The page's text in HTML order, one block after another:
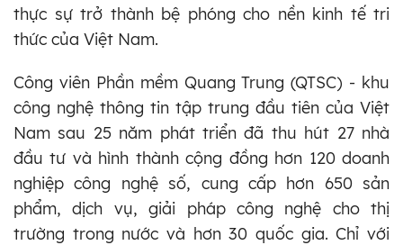
thực sự trở thành bệ phóng cho nền kinh tế tri
thức của Việt Nam.
Công viên Phần mềm Quang Trung (QTSC) - khu
công nghệ thông tin tập trung đầu tiên của Việt
Nam sau 25 năm phát triển đã thu hút 27 nhà
đầu tư và hình thành cộng đồng hơn 120 doanh
nghiệp công nghệ số, cung cấp hơn 650 sản
phẩm, dịch vụ, giải pháp công nghệ cho thị
trường trong nước và hơn 30 quốc gia. Chỉ với